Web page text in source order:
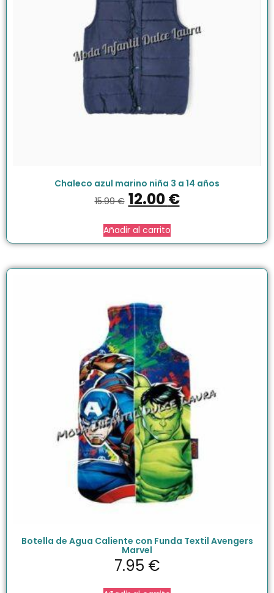
Chaleco azul marino niña 3 a 14 años
15.99€ 12.00€
Añadir al carrito
Botella de Agua Caliente con Funda Textil Avengers
Marvel
7.95 €